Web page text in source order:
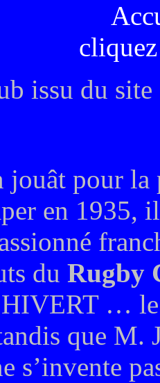
issu du
jouât pour
en 1935,
du Rugby
… le
que M.
s’invente